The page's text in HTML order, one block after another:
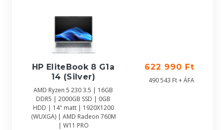
HP EliteBook 8 G1a
14 (Silver)
AMD Ryzen 5 230 3.5 | 16GB
DDR5 | 2000GB SSD | 0GB
HDD | 14" matt | 1920X1200
(WUXGA) | AMD Radeon 760M
| W11 PRO
622 990 Ft
490 543 Ft + ÁFA